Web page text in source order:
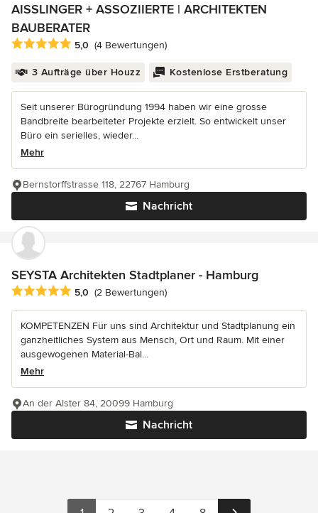
AISSLINGER + ASSOZIIERTE | ARCHITEKTEN
BAUBERATER
Durchschnittliche Bewertung: 5 von 5 Sternen
5,0 (4 Bewertungen)
3 Aufträge über Houzz Kostenlose Erstberatung
Seit unserer Bürogründung 1994 haben wir eine grosse
Bandbreite bearbeiteter Projekte erzielt. So entwickelt unser
Büro ein serielles, wieder...
Mehr
Nachricht
Bernstorffstrasse 118, 22767 Hamburg
SEYSTA Architekten Stadtplaner - Hamburg
Durchschnittliche Bewertung: 5 von 5 Sternen
5,0 (2 Bewertungen)
KOMPETENZEN Für uns sind Architektur und Stadtplanung ein
ganzheitliches System aus Mensch, Ort und Raum. Mit einer
ausgewogenen Material-Bal...
Mehr
Nachricht
An der Alster 84, 20099 Hamburg